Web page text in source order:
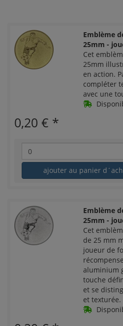
Emblème
25mm -
Cet
25mm
en action.
compléter
avec une
0,20 € *
ajouter au panier
Emblème
25mm -
Cet
de 25 mm
joueur de
aluminium
touche
et se
et texturée.